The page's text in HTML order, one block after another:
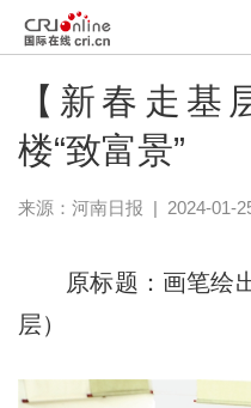
【新春走基
楼“致富景”
来源： 河南日报 | 2024-01-
原标题：画笔绘出
层）